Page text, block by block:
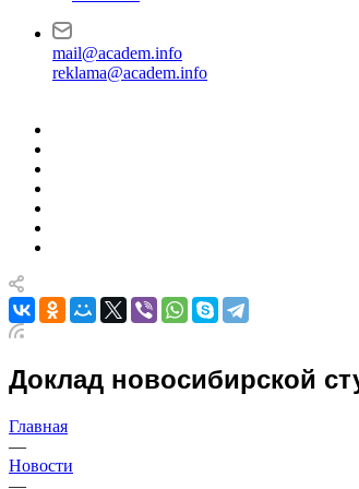
mail@academ.info
reklama@academ.info
Доклад новосибирской
Главная
—
Новости
—